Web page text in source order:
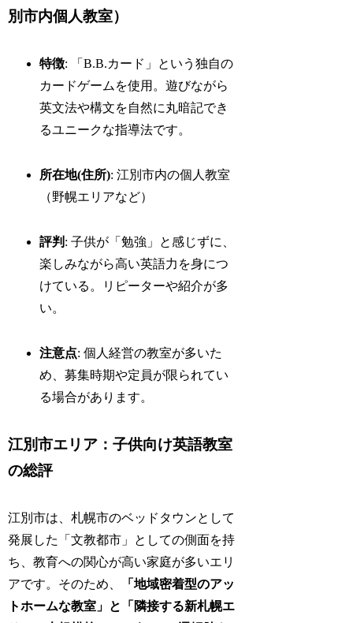
別市内個人教室）
特徴: 「B.B.カード」という独自の
カードゲームを使用。遊びながら
英文法や構文を自然に丸暗記でき
るユニークな指導法です。
所在地(住所): 江別市内の個人教室
（野幌エリアなど）
評判 : 子供が「勉強」と感じずに、
楽しみながら高い英語力を身につ
けている。リピーターや紹介が多
い。
注意点: 個人経営の教室が多いた
め、募集時期や定員が限られてい
る場合があります。
江別市エリア：子供向け英語教室
の総評
江別市は、札幌市のベッドタウンとして
発展した「文教都市」としての側面を持
ち、教育への関心が高い家庭が多いエリ
アです。そのため、
「地域密着型のアッ
トホームな教室」と「隣接する新札幌エ